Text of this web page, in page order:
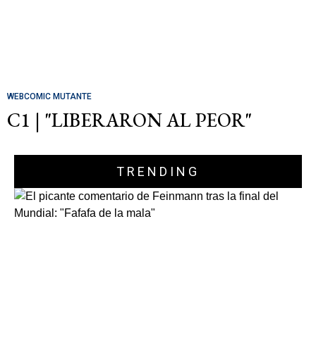
WEBCOMIC MUTANTE
C1 | "LIBERARON AL PEOR"
TRENDING